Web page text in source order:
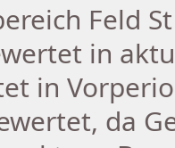
Feld
in
in
da